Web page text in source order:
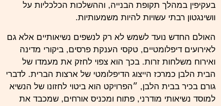
בעקיפין במהלך תקופת הבנייה, וההשלכות הכלכליות על
וושינגטון רבתי עשויות להיות משמעותיות.
האולם החדש נועד לשמש לא רק לנשפים נשיאותיים אלא גם
לאירועים דיפלומטיים, טקסי הענקת פרסים, ביקורי מדינה
ואירוח משלחות זרות. בכך הוא צפוי לחזק את מעמדו של
הבית הלבן כמרכז הייצוג הדיפלומטי של ארצות הברית. לדברי
גורם בכיר בבית הלבן, ״הפרויקט הוא ביטוי לחזונו של הנשיא
למוסד נשיאותי מודרני, פתוח ומכניס אורחים, שמכבד את